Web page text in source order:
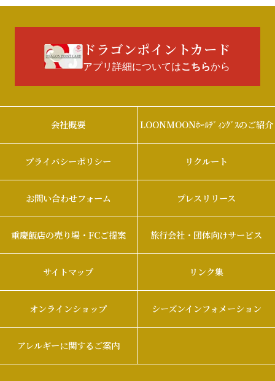
ドラゴンポイントカード
アプリ詳細についてはこちらから
会社概要 LOONMOONﾎｰﾙﾃﾞｨﾝｸﾞｽのご紹介
プライバシーポリシー リクルート
お問い合わせフォーム プレスリリース
重慶飯店の売り場・FCご提案 旅行会社・団体向けサービス
サイトマップ リンク集
オンラインショップ シーズンインフォメーション
アレルギーに関するご案内